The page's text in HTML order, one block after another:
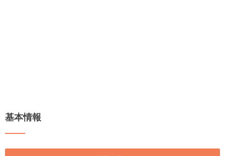
基本情報